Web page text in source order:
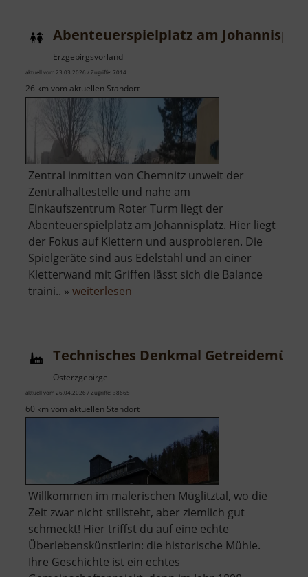
Abenteuerspielplatz am
Erzgebirgsvorland
aktuell vom 23.03.2026 / Zugriffe: 7014
26 km vom aktuellen Standort
Zentral inmitten von Chemnitz unweit der
Zentralhaltestelle und nahe am
Einkaufszentrum Roter Turm liegt der
Abenteuerspielplatz am Johannisplatz. Hier liegt
der Fokus auf Klettern und ausprobieren. Die
Spielgeräte sind aus Edelstahl und an einer
Kletterwand mit Griffen lässt sich die Balance
traini.. » weiterlesen
Technisches Denkmal
Osterzgebirge
aktuell vom 26.04.2026 / Zugriffe: 38665
60 km vom aktuellen Standort
Willkommen im malerischen Müglitztal, wo die
Zeit zwar nicht stillsteht, aber ziemlich gut
schmeckt! Hier triffst du auf eine echte
Überlebenskünstlerin: die historische Mühle.
Ihre Geschichte ist ein echtes